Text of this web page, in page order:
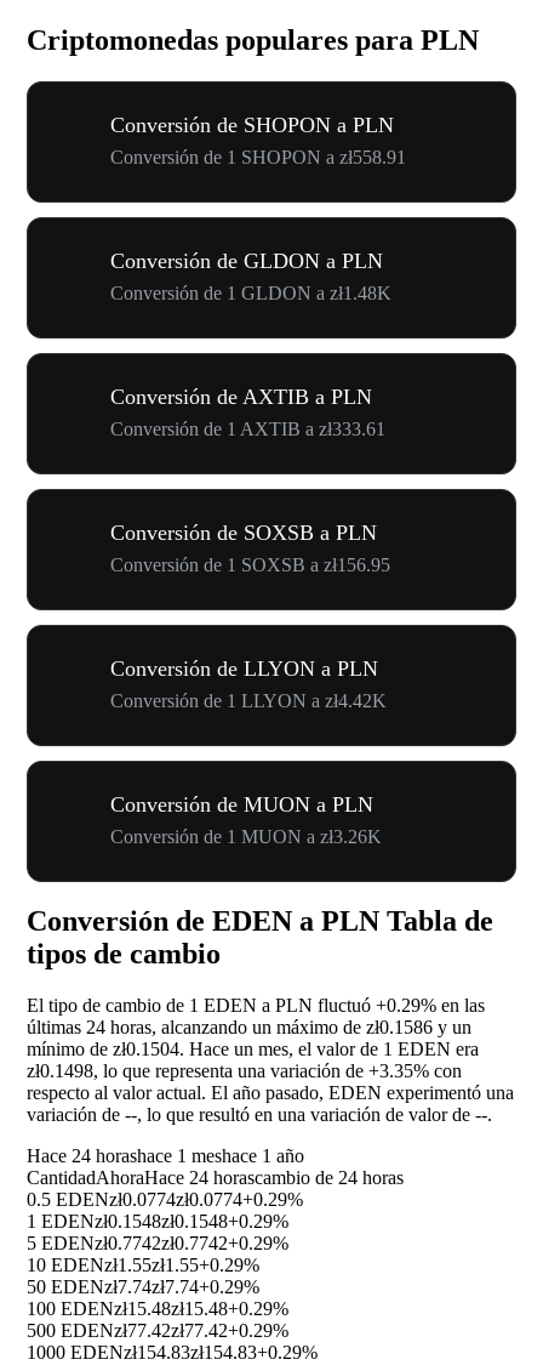
Criptomonedas populares para PLN
Conversión de SHOPON a PLN
Conversión de 1 SHOPON a zł558.91
Conversión de GLDON a PLN
Conversión de 1 GLDON a zł1.48K
Conversión de AXTIB a PLN
Conversión de 1 AXTIB a zł333.61
Conversión de SOXSB a PLN
Conversión de 1 SOXSB a zł156.95
Conversión de LLYON a PLN
Conversión de 1 LLYON a zł4.42K
Conversión de MUON a PLN
Conversión de 1 MUON a zł3.26K
Conversión de EDEN a PLN Tabla de
tipos de cambio
El tipo de cambio de 1 EDEN a PLN fluctuó +0.29% en las
últimas 24 horas, alcanzando un máximo de zł0.1586 y un
mínimo de zł0.1504. Hace un mes, el valor de 1 EDEN era
zł0.1498, lo que representa una variación de +3.35% con
respecto al valor actual. El año pasado, EDEN experimentó una
variación de --, lo que resultó en una variación de valor de --.
Hace 24 horashace 1 meshace 1 año
CantidadAhoraHace 24 horascambio de 24 horas
0.5 EDENzł0.0774zł0.0774+0.29%
1 EDENzł0.1548zł0.1548+0.29%
5 EDENzł0.7742zł0.7742+0.29%
10 EDENzł1.55zł1.55+0.29%
50 EDENzł7.74zł7.74+0.29%
100 EDENzł15.48zł15.48+0.29%
500 EDENzł77.42zł77.42+0.29%
1000 EDENzł154.83zł154.83+0.29%